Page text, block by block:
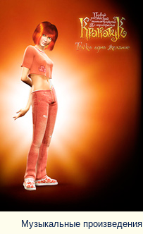
Музыкальные произведения